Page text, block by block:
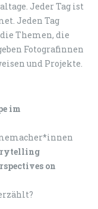
Jeder Tag ist
Jeden Tag
Themen, die
Fotografinnen
und Projekte.
im
on